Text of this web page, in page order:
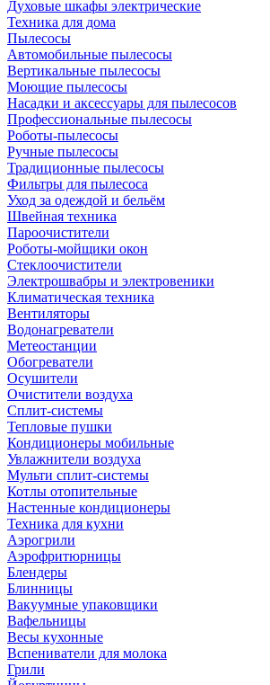
Духовые шкафы электрические
Техника для дома
Пылесосы
Автомобильные пылесосы
Вертикальные пылесосы
Моющие пылесосы
Насадки и аксессуары для пылесосов
Профессиональные пылесосы
Роботы-пылесосы
Ручные пылесосы
Традиционные пылесосы
Фильтры для пылесоса
Уход за одеждой и бельём
Швейная техника
Пароочистители
Роботы-мойщики окон
Стеклоочистители
Электрошвабры и электровеники
Климатическая техника
Вентиляторы
Водонагреватели
Метеостанции
Обогреватели
Осушители
Очистители воздуха
Сплит-системы
Тепловые пушки
Кондиционеры мобильные
Увлажнители воздуха
Мульти сплит-системы
Котлы отопительные
Настенные кондиционеры
Техника для кухни
Аэрогрили
Аэрофритюрницы
Блендеры
Блинницы
Вакуумные упаковщики
Вафельницы
Весы кухонные
Вспениватели для молока
Грили